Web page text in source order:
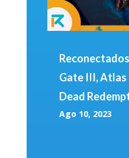
Gate III, Atlas
Dead
Ago 10, 2023